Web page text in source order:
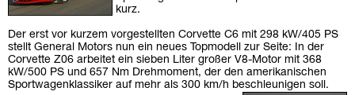
kurz.
Der erst vor kurzem vorgestellten Corvette C6 mit 298 kW/405 PS
stellt General Motors nun ein neues Topmodell zur Seite: In der
Corvette Z06 arbeitet ein sieben Liter großer V8-Motor mit 368
kW/500 PS und 657 Nm Drehmoment, der den amerikanischen
Sportwagenklassiker auf mehr als 300 km/h beschleunigen soll.